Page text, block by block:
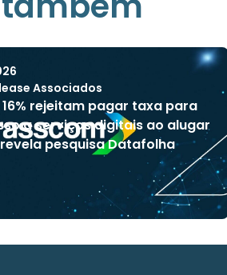
Associados
rejeitam pagar taxa para
a serviços digitais ao alugar
pesquisa Datafolha